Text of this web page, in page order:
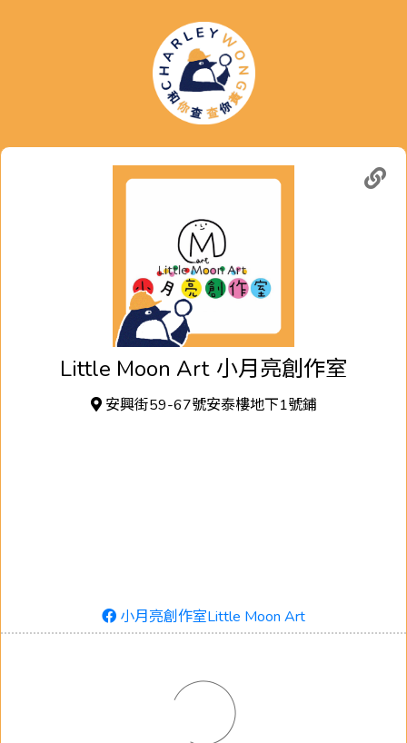
Little Moon Art 小月亮創作室
安興街59-67號安泰樓地下1號鋪
小月亮創作室Little Moon Art